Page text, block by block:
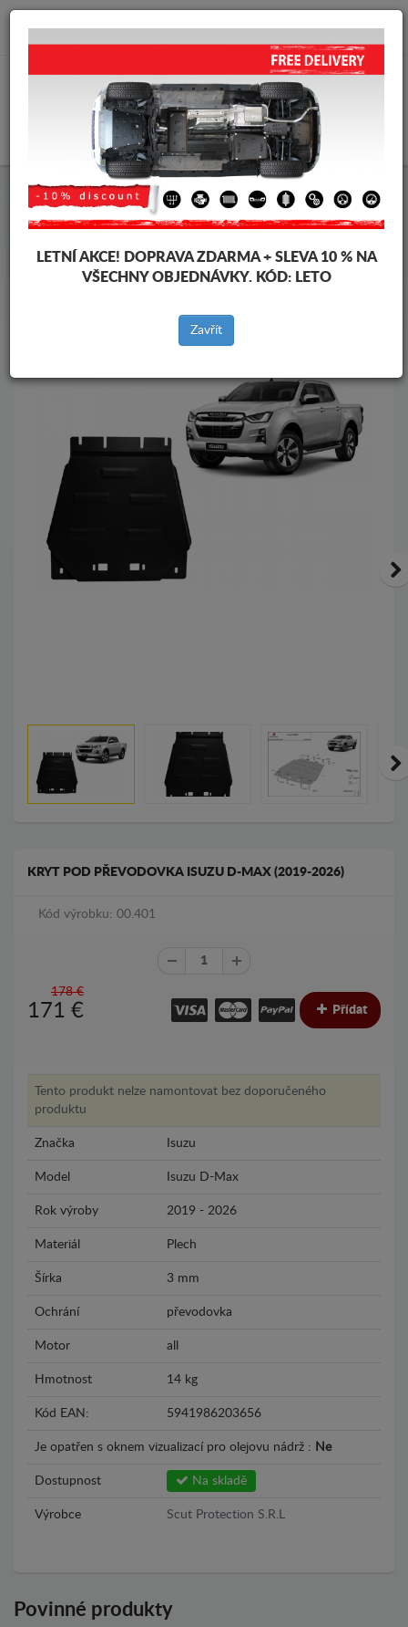
info@krytpodmotor.com
Kryt pod motor Isuzu Kryt pod motor Isuzu D-Max
vozidel
Značky vozidel
Zpět na produkty
KRYT POD PŘEVODOVKA ISUZU D-MAX (2019-2026)
Kód výrobku: 00.401
178 €
171 € Přídat
Tento produkt nelze namontovat bez doporučeného
produktu
Značka Isuzu
Model Isuzu D-Max
Rok výroby 2019 - 2026
Materiál Plech
Šírka 3 mm
Ochrání převodovka
Motor all
Hmotnost 14 kg
Kód EAN: 5941986203656
Je opatřen s oknem vizualizací pro olejovu nádrž : Ne
Dostupnost Na skladě
Výrobce Scut Protection S.R.L
Povinné produkty
LETNÍ AKCE! DOPRAVA ZDARMA + SLEVA 10 % NA
VŠECHNY OBJEDNÁVKY. KÓD: LETO
Zavřít